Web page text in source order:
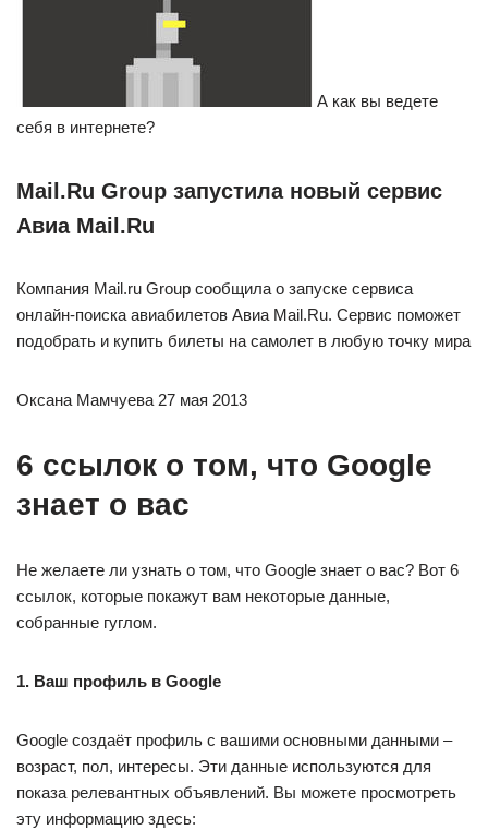
А как вы ведете
себя в интернете?
Mail.Ru Group запустила новый сервис
Авиа Mail.Ru
Компания Mail.ru Group сообщила о запуске сервиса
онлайн-поиска авиабилетов Авиа Mail.Ru. Сервис поможет
подобрать и купить билеты на самолет в любую точку мира
Оксана Мамчуева 27 мая 2013
6 ссылок о том, что Google
знает о вас
Не желаете ли узнать о том, что Google знает о вас? Вот 6
ссылок, которые покажут вам некоторые данные,
собранные гуглом.
1. Ваш профиль в Google
Google создаёт профиль с вашими основными данными –
возраст, пол, интересы. Эти данные используются для
показа релевантных объявлений. Вы можете просмотреть
эту информацию здесь: